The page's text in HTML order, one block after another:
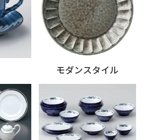
モダンスタイル